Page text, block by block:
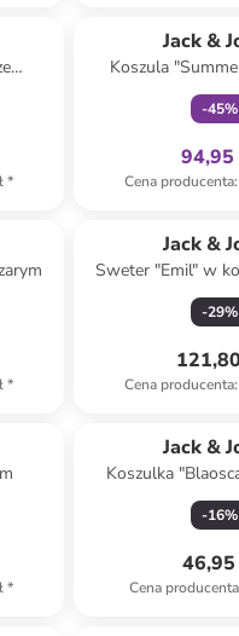
*
Jack &
Koszula
-45%
94,95
Cena producenta:
*
Jack &
Sweter "Emil" w
-29%
Cena producenta:
*
Jack &
Koszulka
-16%
46,95
Cena producenta